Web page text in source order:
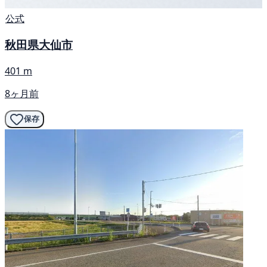
公式
秋田県大仙市
401 m
8ヶ月前
保存